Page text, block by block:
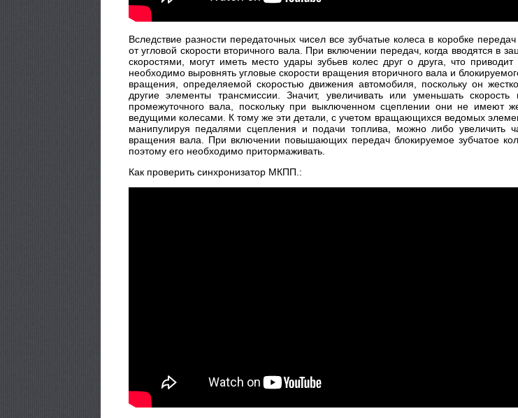
Вследствие разности передаточных чисел все зубчатые колеса в коробке
от угловой скорости вторичного вала. При включении передач, когда вводятся
скоростями, могут иметь место удары зубьев колес друг о друга, что
необходимо выровнять угловые скорости вращения вторичного вала и
вращения, определяемой скоростью движения автомобиля, поскольку он
другие элементы трансмиссии. Значит, увеличивать или уменьшать
промежуточного вала, поскольку при выключенном сцеплении они не имеют
ведущими колесами. К тому же эти детали, с учетом вращающихся ведомых
манипулируя педалями сцепления и подачи топлива, можно либо увеличить
вращения вала. При включении повышающих передач блокируемое зубчатое
поэтому его необходимо притормаживать.
Как проверить синхронизатор МКПП.: